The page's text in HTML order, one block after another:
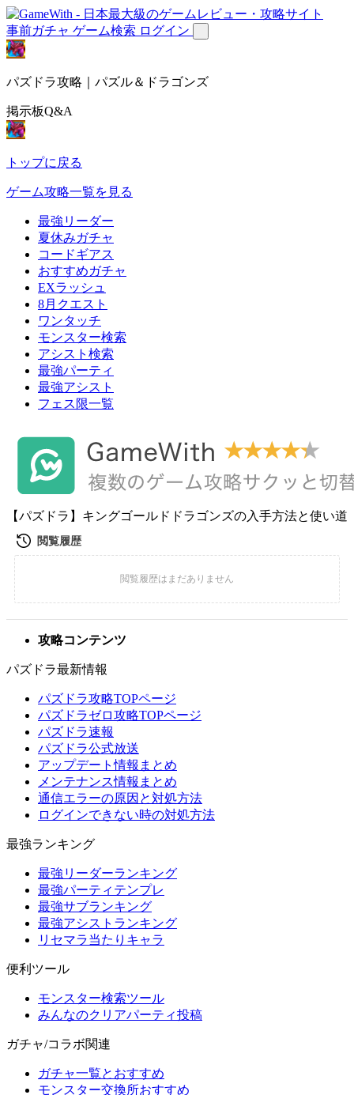
事前ガチャ ゲーム検索 ログイン
パズドラ攻略｜パズル＆ドラゴンズ
掲示板Q&A
トップに戻る
ゲーム攻略一覧を見る
最強リーダー
夏休みガチャ
コードギアス
おすすめガチャ
EXラッシュ
8月クエスト
ワンタッチ
モンスター検索
アシスト検索
最強パーティ
最強アシスト
フェス限一覧
【パズドラ】キングゴールドドラゴンズの入手方法と使い道
攻略コンテンツ
パズドラ最新情報
パズドラ攻略TOPページ
パズドラゼロ攻略TOPページ
パズドラ速報
パズドラ公式放送
アップデート情報まとめ
メンテナンス情報まとめ
通信エラーの原因と対処方法
ログインできない時の対処方法
最強ランキング
最強リーダーランキング
最強パーティテンプレ
最強サブランキング
最強アシストランキング
リセマラ当たりキャラ
便利ツール
モンスター検索ツール
みんなのクリアパーティ投稿
ガチャ/コラボ関連
ガチャ一覧とおすすめ
モンスター交換所おすすめ